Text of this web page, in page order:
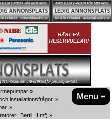
Menu ≡
»
installationsfrågor. »
»
Bertil Lmf) »